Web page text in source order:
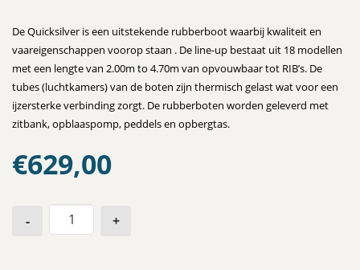
De Quicksilver is een uitstekende rubberboot waarbij kwaliteit en
vaareigenschappen voorop staan . De line-up bestaat uit 18 modellen
met een lengte van 2.00m to 4.70m van opvouwbaar tot RIB’s. De
tubes (luchtkamers) van de boten zijn thermisch gelast wat voor een
ijzersterke verbinding zorgt. De rubberboten worden geleverd met
zitbank, opblaaspomp, peddels en opbergtas.
€629,00
- +